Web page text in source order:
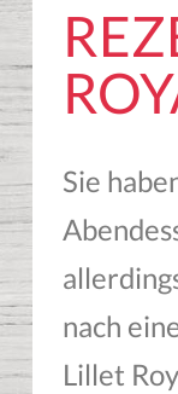
Sie
nach
Lillet